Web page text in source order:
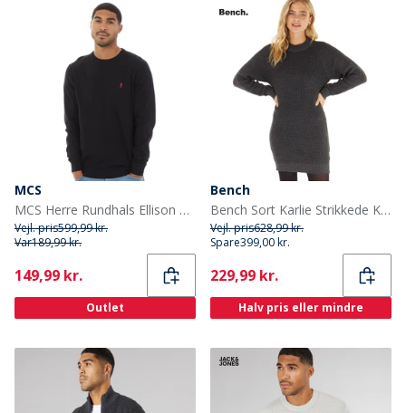
MCS
MCS Herre Rundhals Ellison Strikket Trøje Tap Sko
Vejl. pris599,99 kr.
Var189,99 kr.
Current
149,99 kr.
Outlet
Bench
Bench Sort Karlie Strikkede Kjole Sort Melange
Vejl. pris628,99 kr.
Spare399,00 kr.
Current
229,99 kr.
Halv pris eller mindre